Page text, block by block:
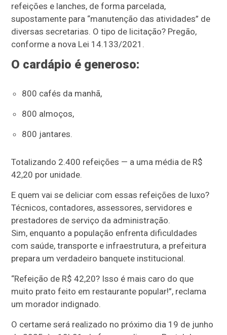
refeições e lanches, de forma parcelada,
supostamente para “manutenção das atividades” de
diversas secretarias. O tipo de licitação? Pregão,
conforme a nova Lei 14.133/2021.
O cardápio é generoso:
800 cafés da manhã,
800 almoços,
800 jantares.
Totalizando 2.400 refeições — a uma média de R$
42,20 por unidade.
E quem vai se deliciar com essas refeições de luxo?
Técnicos, contadores, assessores, servidores e
prestadores de serviço da administração.
Sim, enquanto a população enfrenta dificuldades
com saúde, transporte e infraestrutura, a prefeitura
prepara um verdadeiro banquete institucional.
“Refeição de R$ 42,20? Isso é mais caro do que
muito prato feito em restaurante popular!”, reclama
um morador indignado.
O certame será realizado no próximo dia 19 de junho